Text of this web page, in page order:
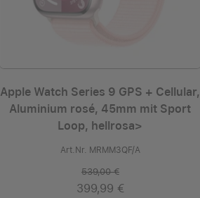
Apple Watch Series 9 GPS + Cellular,
Aluminium rosé, 45mm mit Sport
Loop, hellrosa>
Art.Nr. MRMM3QF/A
539,00 €
399,99 €